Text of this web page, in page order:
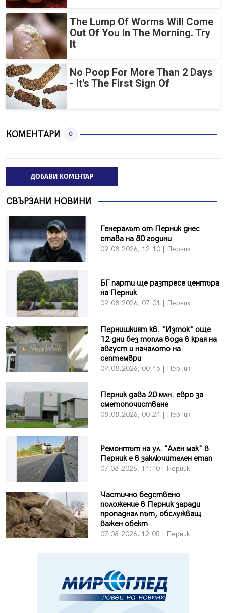
The Lump Of Worms Will Come
Out Of You In The Morning. Try
It
No Poop For More Than 2 Days
- It's The First Sign Of
КОМЕНТАРИ 0
ДОБАВИ КОМЕНТАР
СВЪРЗАНИ НОВИНИ
Генералът от Перник днес
става на 80 години
09.08.2026, 12:10 | Перник
БГ парти ще разтресе центъра
на Перник
09.08.2026, 07:01 | Перник
Пернишкият кв. "Изток" още
12 дни без топла вода в края на
август и началото на
септември
09.08.2026, 00:45 | Перник
Перник дава 20 млн. евро за
сметопочистване
08.08.2026, 00:24 | Перник
Ремонтът на ул. "Ален мак" в
Перник е в заключителен етап
07.08.2026, 14:10 | Перник
Частично бедствено
положение в Перник заради
пропаднал път, обслужващ
важен обект
07.08.2026, 12:05 | Перник